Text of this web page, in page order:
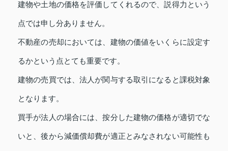
建物や土地の価格を評価してくれるので、説得力という
点では申し分ありません。
不動産の売却においては、建物の価値をいくらに設定す
るかという点とても重要です。
建物の売買では、法人が関与する取引になると課税対象
となります。
買手が法人の場合には、按分した建物の価格が適切でな
いと、後から減価償却費が適正とみなされない可能性も